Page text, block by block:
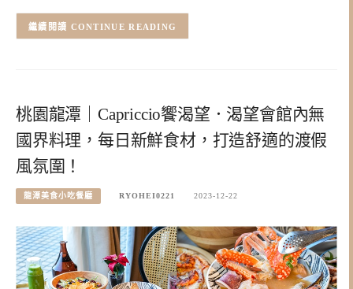
CONTINUE READING
桃園龍潭｜Capriccio饗渴望．渴望會館內無
國界料理，每日新鮮食材，打造舒適的渡假
風氛圍！
龍潭美食小吃餐廳 RYOHEI0221 2023-12-22